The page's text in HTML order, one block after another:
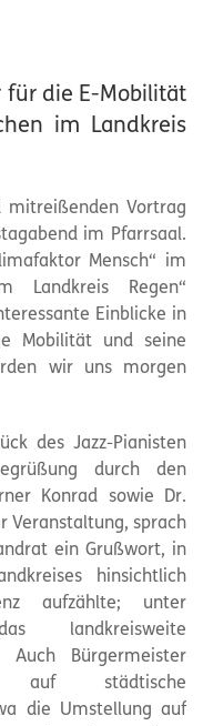
für die E-Mobilität
im Landkreis
mitreißenden Vortrag
im Pfarrsaal.
Mensch“ im
Landkreis Regen“
Einblicke in
Mobilität und seine
wir uns morgen
des Jazz-Pianisten
durch den
Konrad sowie Dr.
Veranstaltung, sprach
ein Grußwort, in
hinsichtlich
aufzählte; unter
landkreisweite
Auch Bürgermeister
städtische
die Umstellung auf